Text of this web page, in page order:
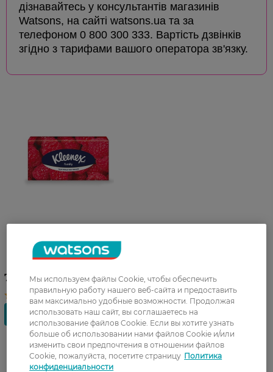
дізнавайтесь у консультантів магазинів
Watsons, на сайті watsons.ua та за
телефоном 0 800 300 333. Вартість дзвінків
згідно з тарифами вашого оператора зв'язку.
Салфетки бумажные
универсальные Kleenex
Family 150 шт
79,99 ГРН
UA
Мы используем файлы Cookie, чтобы обеспечить
правильную работу нашего веб-сайта и предоставить
вам максимально удобные возможности. Продолжая
использовать наш сайт, вы соглашаетесь на
использование файлов Cookie. Если вы хотите узнать
больше об использовании нами файлов Cookie и/или
изменить свои предпочтения в отношении файлов
Cookie, пожалуйста, посетите страницу Политика
конфиденциальности